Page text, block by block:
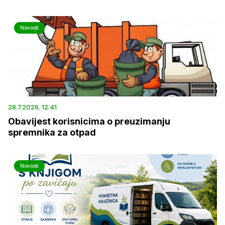
Novosti
28.7.2026. 12:41
Obavijest korisnicima o preuzimanju
spremnika za otpad
Novosti